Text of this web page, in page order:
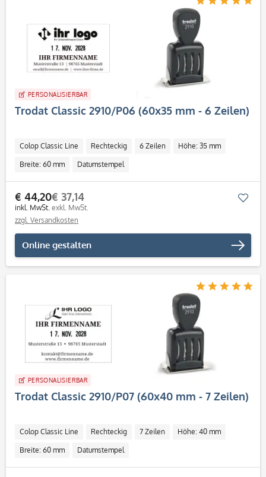
PERSONALISIERBAR
Trodat Classic 2910/P06 (60x35 mm - 6 Zeilen)
Colop Classic Line Rechteckig 6 Zeilen Höhe: 35 mm
Breite: 60 mm Datumstempel
€ 44,20
inkl. MwSt.
€ 37,14
exkl. MwSt.
zzgl. Versandkosten
Online gestalten
PERSONALISIERBAR
Trodat Classic 2910/P07 (60x40 mm - 7 Zeilen)
Colop Classic Line Rechteckig 7 Zeilen Höhe: 40 mm
Breite: 60 mm Datumstempel